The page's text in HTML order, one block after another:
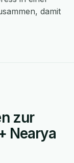
damit
zur
Nearya